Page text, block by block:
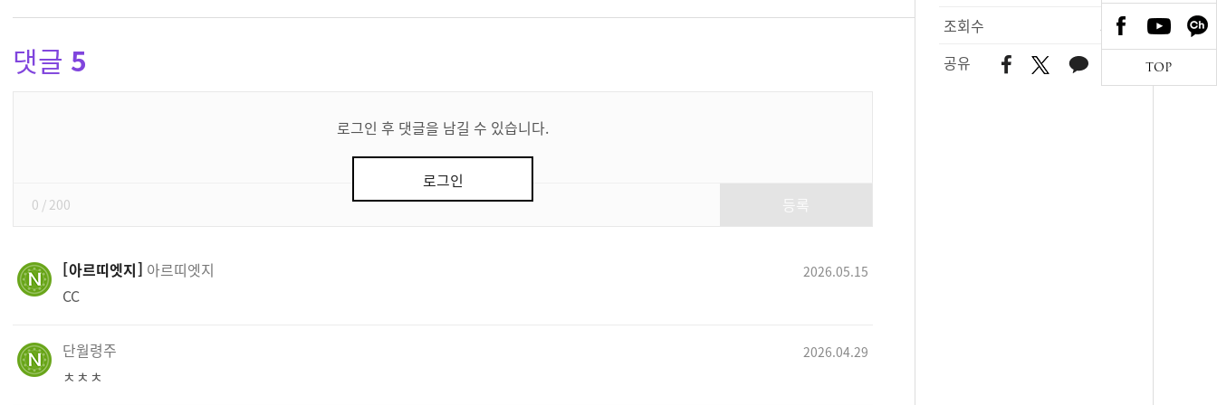
조회수
387
공유
댓글 5
로그인 후 댓글을 남길 수 있습니다.
로그인
0 / 200
아르띠엣지 아르띠엣지 2026.05.15
CC
단월령주 2026.04.29
ㅊㅊㅊ
TOP